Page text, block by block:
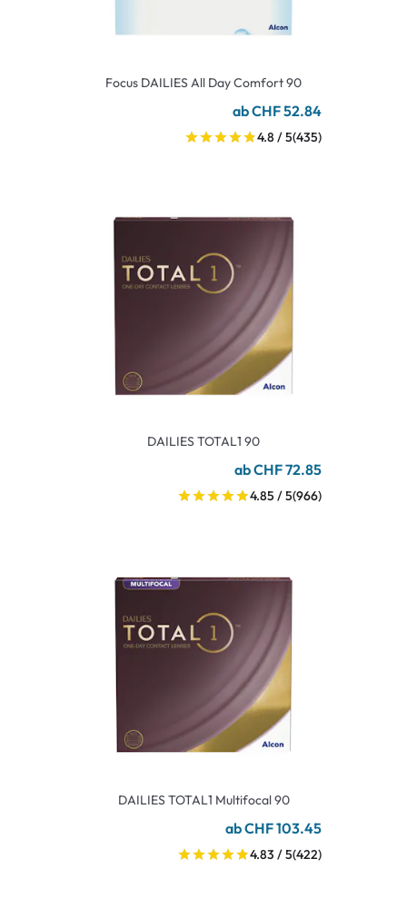
Focus DAILIES All Day Comfort 90
ab CHF 52.84
4.8 / 5(435)
DAILIES TOTAL1 90
ab CHF 72.85
4.85 / 5(966)
DAILIES TOTAL1 Multifocal 90
ab CHF 103.45
4.83 / 5(422)